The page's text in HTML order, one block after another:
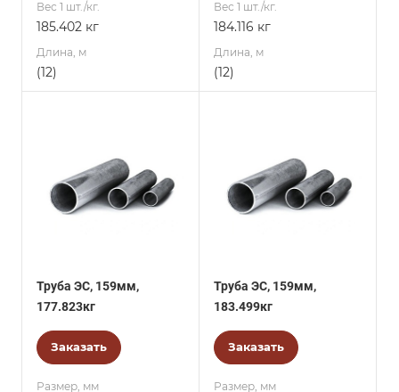
Вес 1 шт./кг.
185.402 кг
Длина, м
(12)
Вес 1 шт./кг.
184.116 кг
Длина, м
(12)
Труба ЭС, 159мм,
177.823кг
Заказать
Размер, мм
Труба ЭС, 159мм,
183.499кг
Заказать
Размер, мм